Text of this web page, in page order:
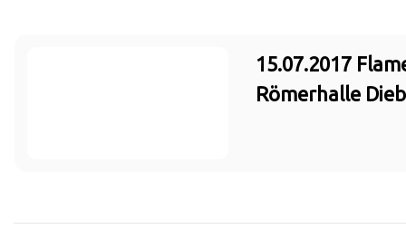
15.07.2017
Römerhalle